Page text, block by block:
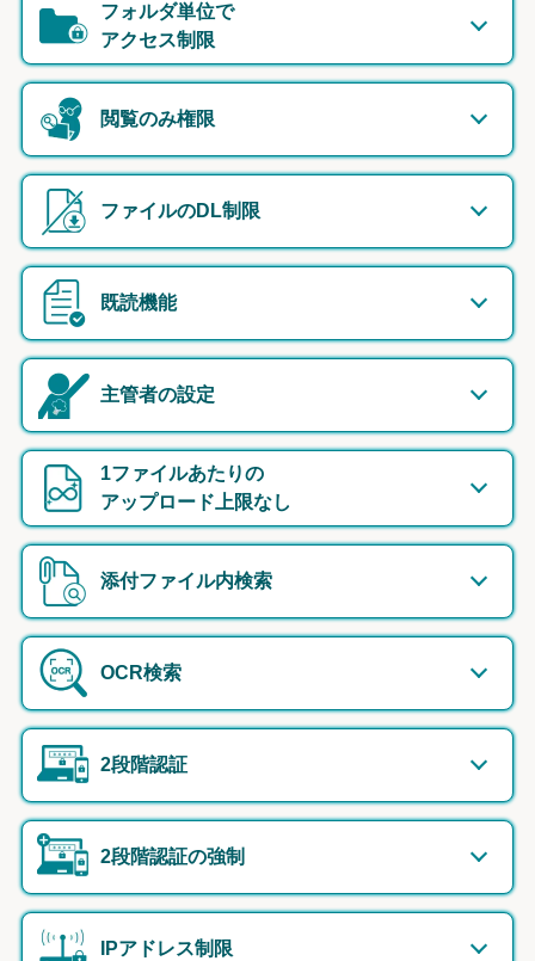
フォルダ単位で
アクセス制限
閲覧のみ権限
ファイルのDL制限
既読機能
主管者の設定
1ファイルあたりの
アップロード上限なし
添付ファイル内検索
OCR検索
2段階認証
2段階認証の強制
IPアドレス制限